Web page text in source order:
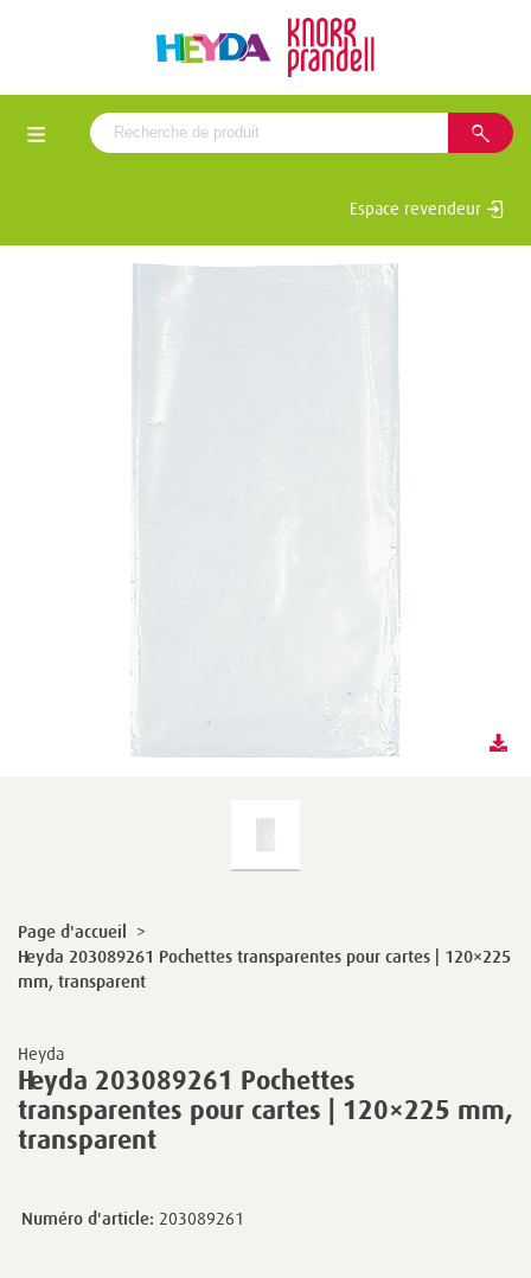
Espace revendeur
Heyda
Heyda 203089261 Pochettes
transparentes pour cartes | 120×225 mm,
transparent
Page d'accueil
>
Heyda 203089261 Pochettes transparentes pour cartes | 120×225
mm, transparent
Numéro d'article: 203089261